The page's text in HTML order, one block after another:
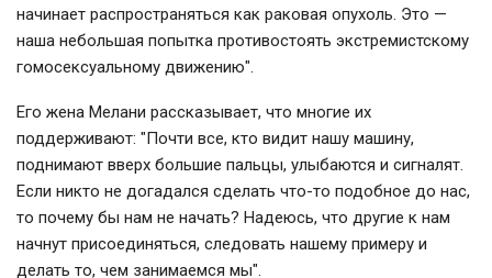
начинает распространяться как раковая опухоль. Это —
наша небольшая попытка противостоять экстремистскому
гомосексуальному движению".
Его жена Мелани рассказывает, что многие их
поддерживают: "Почти все, кто видит нашу машину,
поднимают вверх большие пальцы, улыбаются и сигналят.
Если никто не догадался сделать что-то подобное до нас,
то почему бы нам не начать? Надеюсь, что другие к нам
начнут присоединяться, следовать нашему примеру и
делать то, чем занимаемся мы".